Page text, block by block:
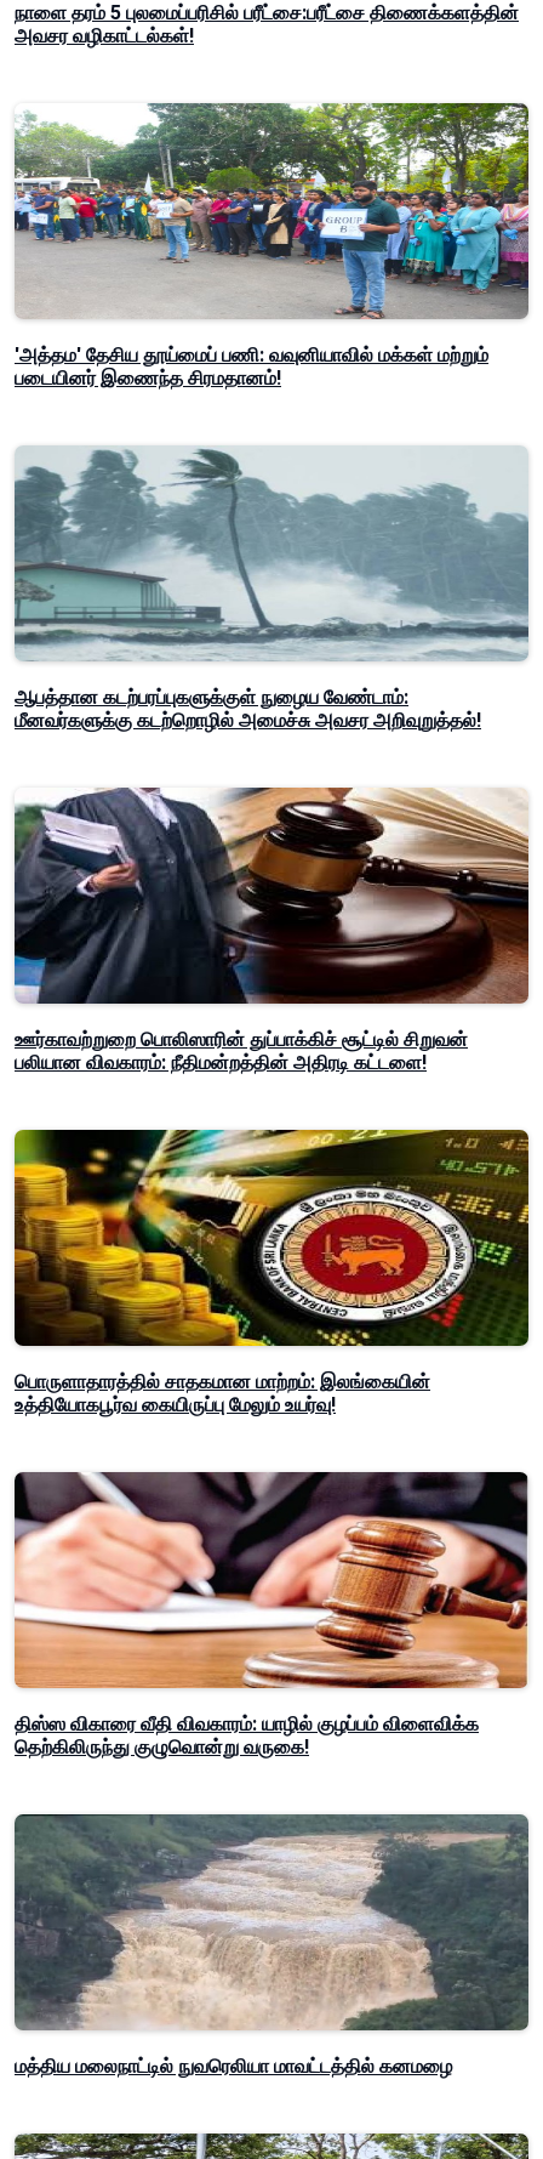
நாளை தரம் 5 புலமைப்பரிசில் பரீட்சை:பரீட்சை திணைக்களத்தின்
அவசர வழிகாட்டல்கள்!
'அத்தம' தேசிய தூய்மைப் பணி: வவுனியாவில் மக்கள் மற்றும்
படையினர் இணைந்த சிரமதானம்!
ஆபத்தான கடற்பரப்புகளுக்குள் நுழைய வேண்டாம்:
மீனவர்களுக்கு கடற்றொழில் அமைச்சு அவசர அறிவுறுத்தல்!
ஊர்காவற்றுறை பொலிஸாரின் துப்பாக்கிச் சூட்டில் சிறுவன்
பலியான விவகாரம்: நீதிமன்றத்தின் அதிரடி கட்டளை!
பொருளாதாரத்தில் சாதகமான மாற்றம்: இலங்கையின்
உத்தியோகபூர்வ கையிருப்பு மேலும் உயர்வு!
திஸ்ஸ விகாரை வீதி விவகாரம்: யாழில் குழப்பம் விளைவிக்க
தெற்கிலிருந்து குழுவொன்று வருகை!
மத்திய மலைநாட்டில் நுவரெலியா மாவட்டத்தில் கனமழை